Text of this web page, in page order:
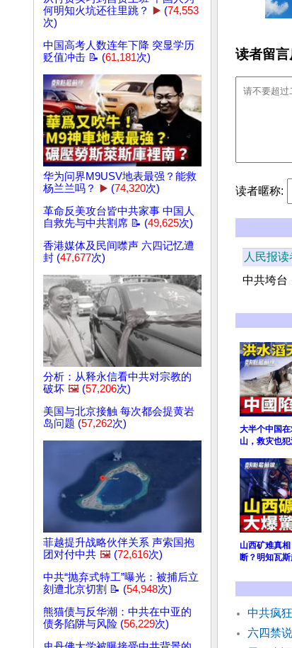
何明知火坑还往里跳？
▶️ (74,553
次)
中国高考人数连年下降 突显学历
贬值冲击 📝 (61,181次)
华为问界M9USV地表最强？能救
杨兰兰吗？
▶️ (74,320次)
革命反美攻台皆中共家事 中国人
自救先与中共割席 📝 (49,625次)
香港媒体及民间噤声 六四记忆遭
封 (47,677次)
分析：从释永信看中共对宗教的
破坏 🖼️ (57,206次)
美国与北京接触 每次都会提黄岩
岛问题 (57,262次)
菲越提升战略伙伴关系 声索国抱
团对付中共 🖼️ (72,616次)
中共“抛弃式特工”曝光：被捕后立
刻遭北京切割 📝 (54,948次)
熊猫债与反华潮：中共在中亚的
债务陷阱与风险 (56,229次)
读者留
读者暱称:
人民报读
中共垮台
大半个中国
山，救灾也
山西矿难真
断？明知瓦
中共疯
六四禁